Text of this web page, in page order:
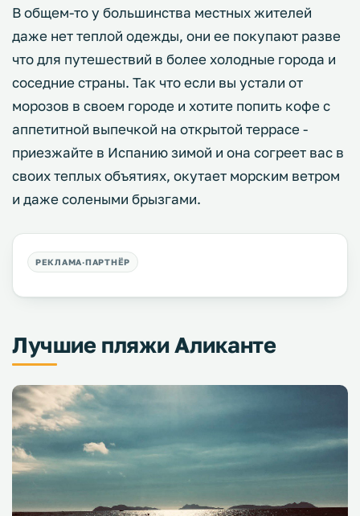
В общем-то у большинства местных жителей
даже нет теплой одежды, они ее покупают разве
что для путешествий в более холодные города и
соседние страны. Так что если вы устали от
морозов в своем городе и хотите попить кофе с
аппетитной выпечкой на открытой террасе -
приезжайте в Испанию зимой и она согреет вас в
своих теплых объятиях, окутает морским ветром
и даже солеными брызгами.
Лучшие пляжи Аликанте